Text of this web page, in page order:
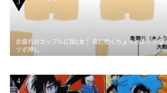
3
お疲れのカップルに指1本！ 夜に効くちょっとエッチな
ツボ押し
4